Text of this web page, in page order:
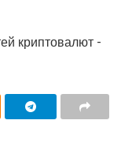
криптовалют -